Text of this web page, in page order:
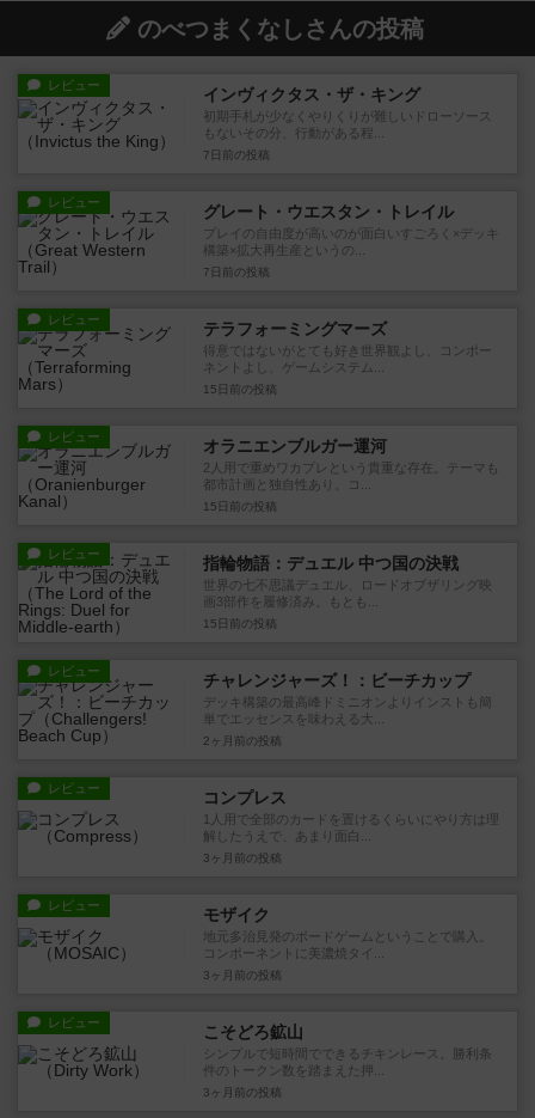
のべつまくなしさんの投稿
レビュー インヴィクタス・ザ・キング
初期手札が少なくやりくりが難しいドローソース
もないその分、行動がある程...
7日前 の投稿
レビュー グレート・ウエスタン・トレイル
プレイの自由度が高いのが面白いすごろく×デッキ
構築×拡大再生産というの...
7日前 の投稿
レビュー テラフォーミングマーズ
得意ではないがとても好き世界観よし、コンポー
ネントよし、ゲームシステム...
15日前 の投稿
レビュー オラニエンブルガー運河
2人用で重めワカプレという貴重な存在。テーマも
都市計画と独自性あり。コ...
15日前 の投稿
レビュー 指輪物語：デュエル 中つ国の決戦
世界の七不思議デュエル、ロードオブザリング映
画3部作を履修済み。もとも...
15日前 の投稿
レビュー チャレンジャーズ！：ビーチカップ
デッキ構築の最高峰ドミニオンよりインストも簡
単でエッセンスを味わえる大...
2ヶ月前 の投稿
レビュー コンプレス
1人用で全部のカードを置けるくらいにやり方は理
解したうえで、あまり面白...
3ヶ月前 の投稿
レビュー モザイク
地元多治見発のボードゲームということで購入。
コンポーネントに美濃焼タイ...
3ヶ月前 の投稿
レビュー こそどろ鉱山
シンプルで短時間でできるチキンレース。勝利条
件のトークン数を踏まえた押...
3ヶ月前 の投稿